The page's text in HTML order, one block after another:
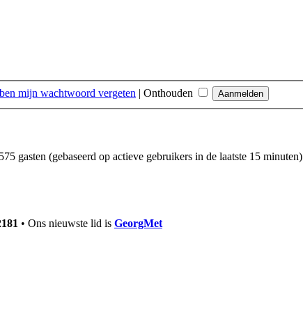
mijn wachtwoord vergeten | Onthouden
gasten (gebaseerd op actieve gebruikers in de laatste 15 minuten)
• Ons nieuwste lid is GeorgMet